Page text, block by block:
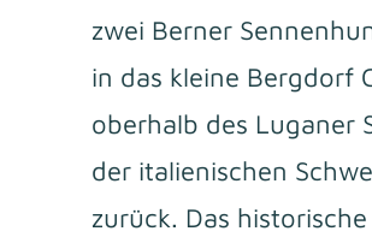
zwei Berner
in das kleine Bergdorf
oberhalb des Luganer
der italienischen
zurück. Das historische